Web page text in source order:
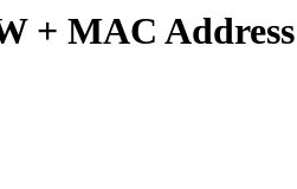
+ MAC Address